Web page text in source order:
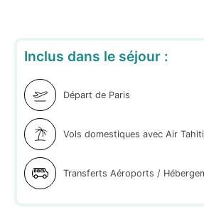
Inclus dans le séjour :
Départ de Paris
Vols domestiques avec Air Tahiti
Transferts Aéroports /